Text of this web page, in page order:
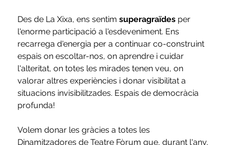
Des de La Xixa, ens sentim superagraïdes per
l'enorme participació a l'esdeveniment. Ens
recarrega d'energia per a continuar co-construint
espais on escoltar-nos, on aprendre i cuidar
l'alteritat, on totes les mirades tenen veu, on
valorar altres experiències i donar visibilitat a
situacions invisibilitzades. Espais de democràcia
profunda!
Volem donar les gràcies a totes les
Dinamitzadores de Teatre Fòrum que, durant l'any,